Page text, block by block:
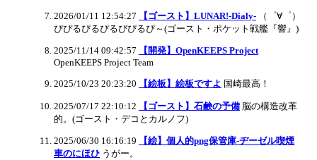
2026/01/11 12:54:27 【ゴースト】LUNAR!-Dialy-
（゜∀゜）
ぴぴるぴるぴるぴぴるぴ～(ゴースト・ポケット戦艦『響』)
2025/11/14 09:42:57
【開発】OpenKEEPS Project
OpenKEEPS Project Team
2025/10/23 20:23:20 【絵板】絵板ですよ 国崎最高！
2025/07/17 22:10:12 【ゴースト】石鹸の予備 脳の構造改革
的。(ゴースト・デコとカルノフ)
2025/06/30 16:16:19
【絵】個人的png保管庫-ヂーゼル喫煙
車のにほひ うがー。